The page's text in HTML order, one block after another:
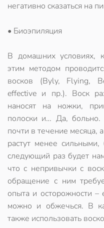
негативно сказаться на
• Биоэпиляция
В домашних условиях,
этим методом
восков (Byly, Flying,
effective и пр.). Воск
наносят на ножки,
полоски и… Да, больно.
почти в течение месяца,
растут менее
следующий раз будет
что с непривычки с
обращение с ним
опыта и осторожности –
можно и обжечься. В
также использовать